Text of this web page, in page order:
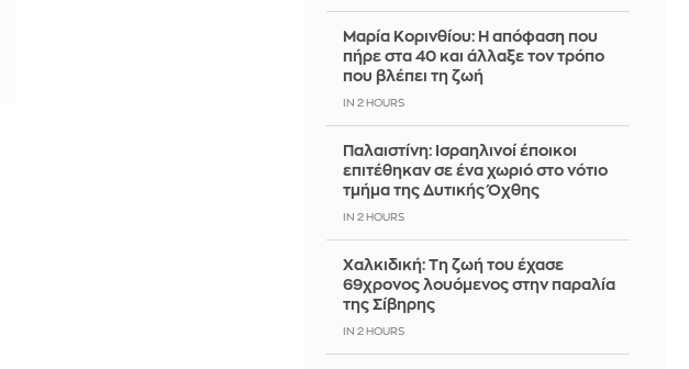
Μαρία Κορινθίου: Η απόφαση που
πήρε στα 40 και άλλαξε τον τρόπο
που βλέπει τη ζωή
IN 2 HOURS
Παλαιστίνη: Ισραηλινοί έποικοι
επιτέθηκαν σε ένα χωριό στο νότιο
τμήμα της Δυτικής Όχθης
IN 2 HOURS
Χαλκιδική: Τη ζωή του έχασε
69χρονος λουόμενος στην παραλία
της Σίβηρης
IN 2 HOURS